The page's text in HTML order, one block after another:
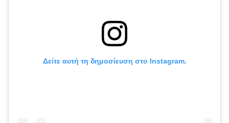
Δείτε αυτή τη δημοσίευση στο Instagram.